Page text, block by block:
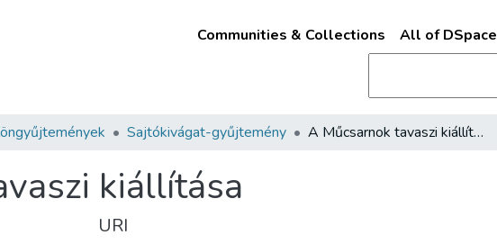
Communities & Collections All of DSpace
Sajtókivágat-gyűjtemény A Műcsarnok tavaszi kiállítása
kiállítása
URI